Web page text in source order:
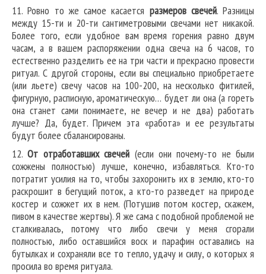
11. Ровно то же самое касается размеров свечей. Разницы
между 15-ти и 20-ти сантиметровыми свечами нет никакой.
Более того, если удобное вам время горения равно двум
часам, а в вашем распоряжении одна свеча на 6 часов, то
естественно разделить ее на три части и прекрасно провести
ритуал. С другой стороны, если вы специально приобретаете
(или льете) свечу часов на 100-200, на несколько фитилей,
фигурную, расписную, ароматическую… будет ли она (а гореть
она станет сами понимаете, не вечер и не два) работать
лучше? Да, будет. Причем эта «работа» и ее результаты
будут более сбалансированы.
12.От отработавших свечей (если они почему-то не были
сожжены полностью) лучше, конечно, избавляться. Кто-то
потратит усилия на то, чтобы захоронить их в землю, кто-то
раскрошит в бегущий поток, а кто-то разведет на природе
костер и сожжет их в нем. (Потушив потом костер, скажем,
пивом в качестве жертвы). Я же сама с подобной проблемой не
сталкивалась, потому что либо свечи у меня сгорали
полностью, либо оставшийся воск и парафин оставались на
бутылках и сохраняли все то тепло, удачу и силу, о которых я
просила во время ритуала.